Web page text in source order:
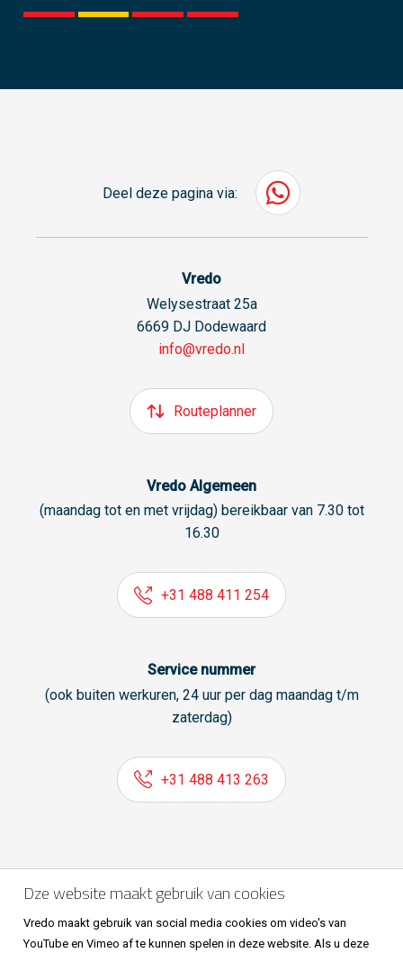
Deel deze pagina via:
Vredo
Welysestraat 25a
6669 DJ Dodewaard
info@vredo.nl
Routeplanner
Vredo Algemeen
(maandag tot en met vrijdag) bereikbaar van 7.30 tot
16.30
+31 488 411 254
Service nummer
(ook buiten werkuren, 24 uur per dag maandag t/m
zaterdag)
+31 488 413 263
Volg ons ook op
Dze website maakt gebruik van cookies
Vredo maakt gebruik van social media cookies om video's van
YouTube en Vimeo af te kunnen spelen in deze website. Als u deze